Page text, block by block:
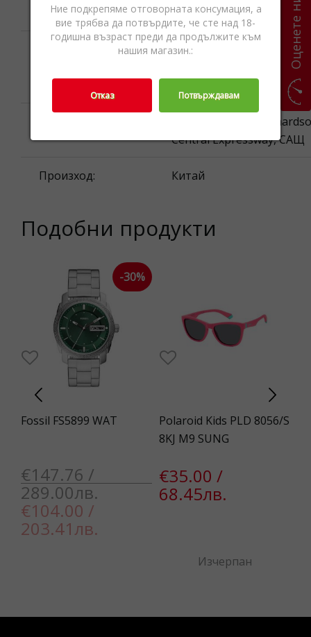
стомана Да, включена е
Внимание! Може да
части които могат да се
Fossil Inc., 75080
Central Expressway, САЩ
Произход: Китай
Подобни продукти
Fossil FS5899 WAT
€147.76 /
289.00лв.
€104.00 /
203.41лв.
-30%
Polaroid Kids PLD 8056/S
8KJ M9 SUNG
€35.00 /
68.45лв.
Изчерпан
Оценете ни
Ние подкрепяме отговорната консумация, а
вие трябва да потвърдите, че сте над 18-
годишна възраст преди да продължите към
нашия магазин.:
Отказ Потвърждавам